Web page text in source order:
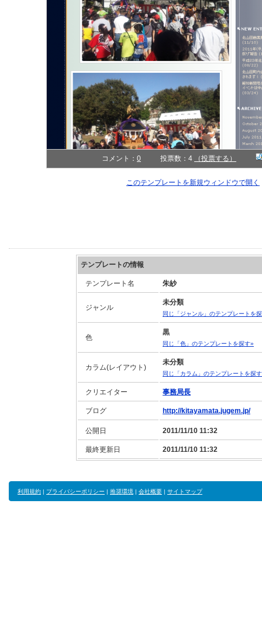
コメント： 0 投票数：4 （投票する）
このテンプレートを新規ウィンドウで開く
テンプレートの情報
テンプレート名 朱紗
ジャンル
未分類
同じ「ジャンル」のテンプレートを
色
黒
同じ「色」のテンプレートを探す»
カラム(レイアウト)
未分類
同じ「カラム」のテンプレートを探
クリエイター 事務局長
ブログ http://kitayamata.jugem.jp/
公開日 2011/11/10 11:32
最終更新日 2011/11/10 11:32
利用規約 | プライバシーポリシー | 推奨環境 | 会社概要 | サイトマップ